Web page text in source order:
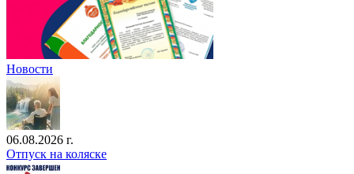
Новости
06.08.2026 г.
Отпуск на коляске